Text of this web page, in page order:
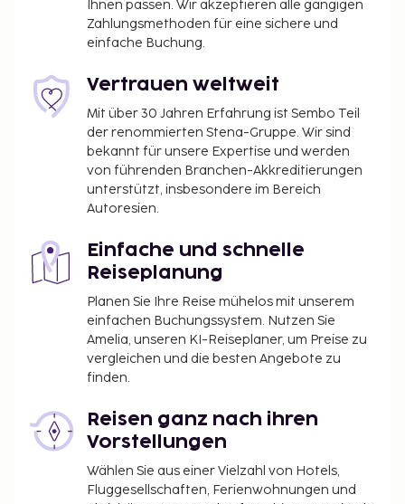
Diese Liste enthält alle Gebühren, die uns von der
Unterkunft mitgeteilt wurden.
Die oben aufgeführte Liste enthält vielleicht nicht
alle Informationen. Gebühren und Kautionen
enthalten eventuell keine Steuern und können sich
Ihnen passen. Wir akzeptieren alle gängigen
Zahlungsmethoden für eine sichere und
einfache Buchung.
Vertrauen weltweit
Mit über 30 Jahren Erfahrung ist Sembo Teil
der renommierten Stena-Gruppe. Wir sind
bekannt für unsere Expertise und werden
von führenden Branchen-Akkreditierungen
unterstützt, insbesondere im Bereich
Autoresien.
Einfache und schnelle
Reiseplanung
Planen Sie Ihre Reise mühelos mit unserem
einfachen Buchungssystem. Nutzen Sie
Amelia, unseren KI-Reiseplaner, um Preise zu
vergleichen und die besten Angebote zu
finden.
Reisen ganz nach ihren
Vorstellungen
Wählen Sie aus einer Vielzahl von Hotels,
Fluggesellschaften, Ferienwohnungen und